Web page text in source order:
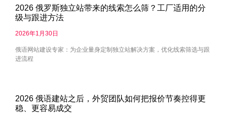
2026 俄罗斯独立站带来的线索怎么筛？工厂适用的分
级与跟进方法
2026年1月30日
俄语网站建设专家：为企业量身定制独立站解决方案，优化线索筛选与跟
进流程
2026 俄语建站之后，外贸团队如何把报价节奏控得更
稳、更容易成交